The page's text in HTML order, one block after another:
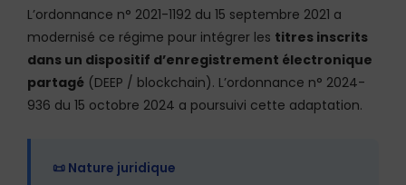
L’ordonnance n° 2021-1192 du 15 septembre 2021 a
modernisé ce régime pour intégrer les titres inscrits
dans un dispositif d’enregistrement électronique
partagé (DEEP / blockchain). L’ordonnance n° 2024-
936 du 15 octobre 2024 a poursuivi cette adaptation.
📜 Nature juridique